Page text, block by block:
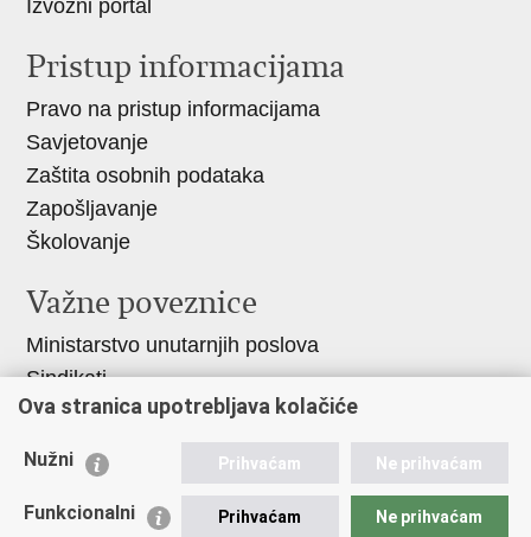
Izvozni portal
Pristup informacijama
Pravo na pristup informacijama
Savjetovanje
Zaštita osobnih podataka
Zapošljavanje
Školovanje
Važne poveznice
Ministarstvo unutarnjih poslova
Sindikati
Udruge
Policijska akademija
Muzej policije
Ova stranica upotrebljava kolačiće
Nužni Prihvaćam Ne prihvaćam
Funkcionalni Prihvaćam Ne prihvaćam